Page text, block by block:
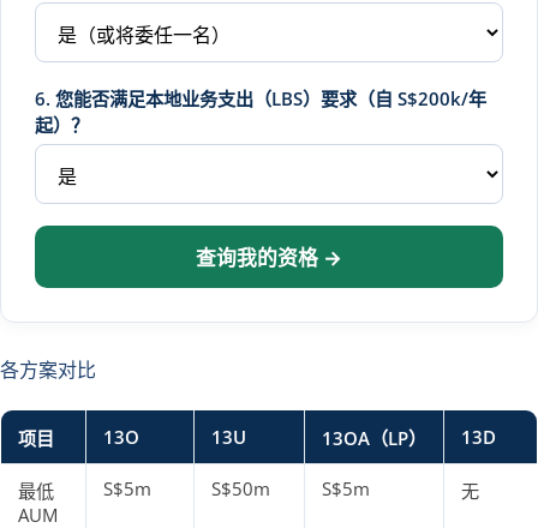
6. 您能否满足本地业务支出（LBS）要求（自 S$200k/年
起）？
查询我的资格 →
各方案对比
项目 13O 13U 13OA（LP） 13D
最低
AUM
S$5m S$50m S$5m 无